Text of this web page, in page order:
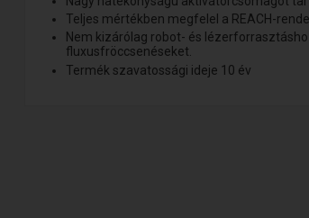
Teljes mértékben megfelel a REACH-
Nem kizárólag robot- és
fluxusfröccsenéseket.
Termék szavatossági ideje 10 év